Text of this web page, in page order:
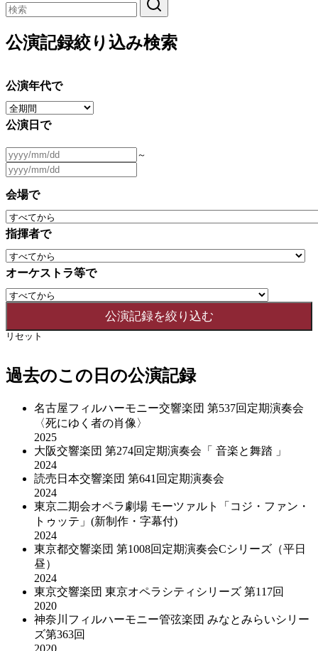
公演記録絞り込み検索
公演年代で
公演日で
～
会場で
指揮者で
オーケストラ等で
リセット
過去のこの日の公演記録
名古屋フィルハーモニー交響楽団 第537回定期演奏会
〈死にゆく者の肖像〉
2025
大阪交響楽団 第274回定期演奏会「 音楽と舞踏 」
2024
読売日本交響楽団 第641回定期演奏会
2024
東京二期会オペラ劇場 モーツァルト「コジ・ファン・
トゥッテ」(新制作・字幕付)
2024
東京都交響楽団 第1008回定期演奏会Cシリーズ（平日
昼）
2024
東京交響楽団 東京オペラシティシリーズ 第117回
2020
神奈川フィルハーモニー管弦楽団 みなとみらいシリー
ズ第363回